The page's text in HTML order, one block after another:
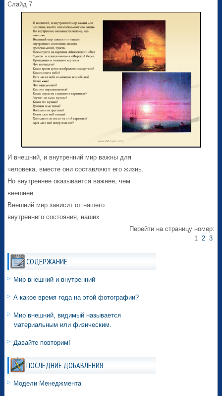
Слайд 7
И внешний, и внутренний мир важны для
человека, вместе они составляют его жизнь.
Но внутреннее оказывается важнее, чем
внешнее.
Внешний мир зависит от нашего
внутреннего состояния, наших
Перейти на страницу номер:
1 2 3
СОДЕРЖАНИЕ
Мир внешний и внутренний
А какое время года на этой фотографии?
Мир внешний, видимый называется
материальным или физическим.
Давайте повторим!
ПОСЛЕДНИЕ ДОБАВЛЕНИЯ
Модели Менеджмента